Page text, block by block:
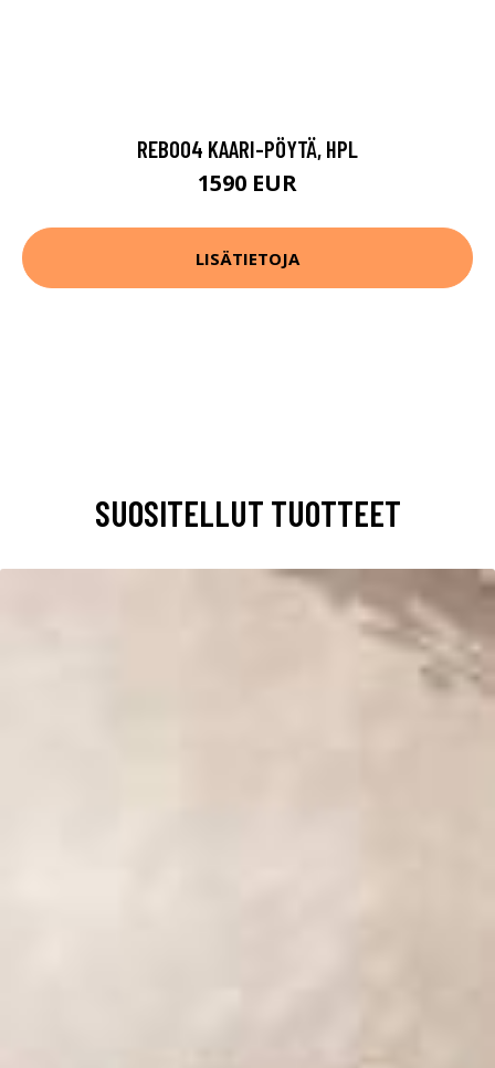
REB004 KAARI-PÖYTÄ, HPL
1590 EUR
LISÄTIETOJA
SUOSITELLUT TUOTTEET